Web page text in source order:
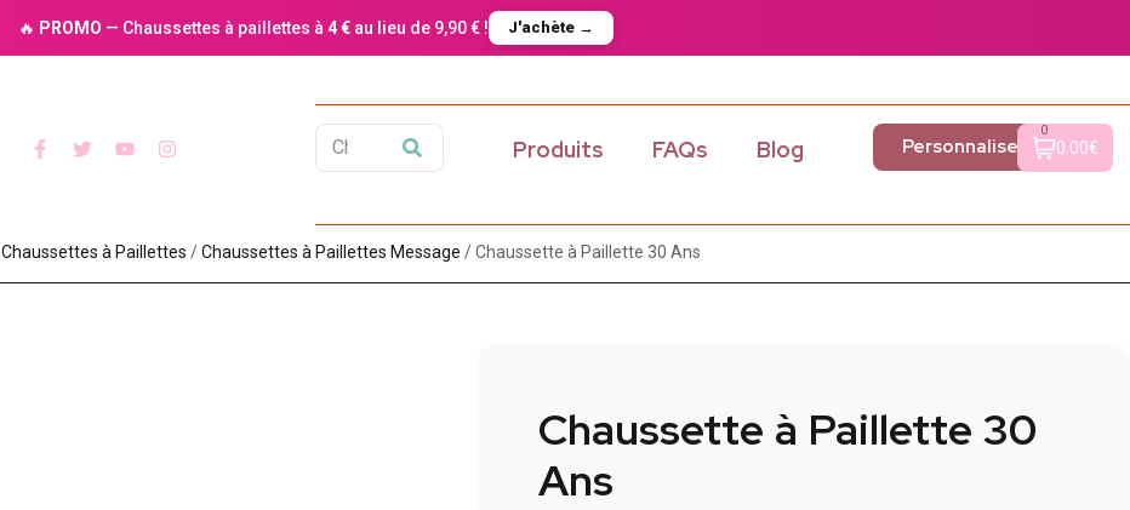
🔥 PROMO — Chaussettes à paillettes à 4 €au lieu de 9,90 € ! J'achète →
Produits FAQs Blog Personnaliser
0
0.00€
Chaussettes à Paillette​s /Chaussettes à Paillettes Message​ / Chaussette à Paillette 30 Ans
Chaussette à Paillette 30
Ans